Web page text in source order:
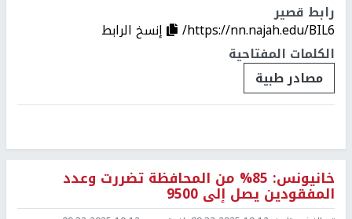
رابط قصير
https://nn.najah.edu/BIL6/
إنسخ الرابط
الكلمات المفتاحية
مصادر طبية
خانيونس: 85% من المحافظة تضررت وعدد
المفقودين يصل إلى 9500